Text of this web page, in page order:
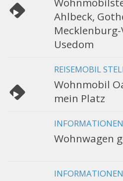
Ahlbeck,
Usedom
REISEMOBIL
Wohnmobil
mein Platz
INFORMATIONEN
Wohnwagen
INFORMATIONEN